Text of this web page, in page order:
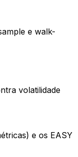
e walk-
volatilidade
e os EASY